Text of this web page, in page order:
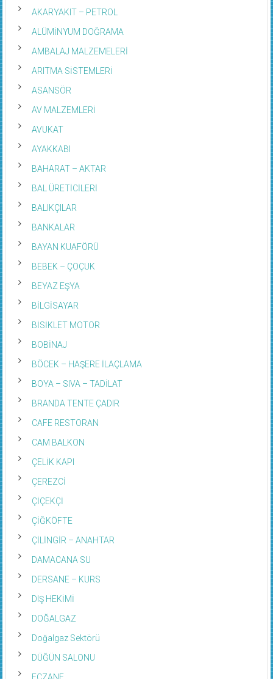
AKARYAKIT – PETROL
ALÜMİNYUM DOĞRAMA
AMBALAJ MALZEMELERİ
ARITMA SİSTEMLERİ
ASANSÖR
AV MALZEMLERİ
AVUKAT
AYAKKABI
BAHARAT – AKTAR
BAL ÜRETİCİLERİ
BALIKÇILAR
BANKALAR
BAYAN KUAFÖRÜ
BEBEK – ÇOÇUK
BEYAZ EŞYA
BİLGİSAYAR
BİSİKLET MOTOR
BOBİNAJ
BÖCEK – HAŞERE İLAÇLAMA
BOYA – SIVA – TADİLAT
BRANDA TENTE ÇADIR
CAFE RESTORAN
CAM BALKON
ÇELİK KAPI
ÇEREZCİ
ÇİÇEKÇİ
ÇİĞKÖFTE
ÇİLİNGİR – ANAHTAR
DAMACANA SU
DERSANE – KURS
DIŞ HEKİMİ
DOĞALGAZ
Doğalgaz Sektörü
DÜĞÜN SALONU
ECZANE